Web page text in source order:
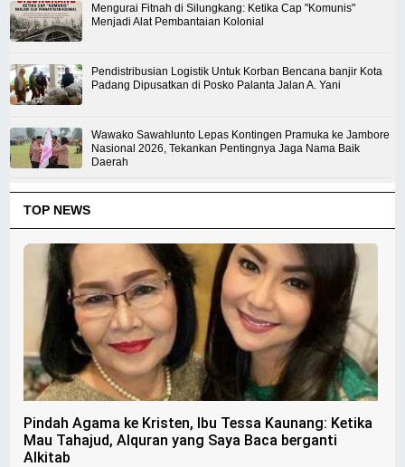
Mengurai Fitnah di Silungkang: Ketika Cap "Komunis"
Menjadi Alat Pembantaian Kolonial
Pendistribusian Logistik Untuk Korban Bencana banjir Kota
Padang Dipusatkan di Posko Palanta Jalan A. Yani
Wawako Sawahlunto Lepas Kontingen Pramuka ke Jambore
Nasional 2026, Tekankan Pentingnya Jaga Nama Baik
Daerah
TOP NEWS
Pindah Agama ke Kristen, Ibu Tessa Kaunang: Ketika
Mau Tahajud, Alquran yang Saya Baca berganti
Alkitab